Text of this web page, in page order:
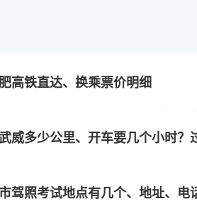
高铁直达、换乘票价明细
威多少公里、开车要几个小时？
驾照考试地点有几个、地址、电